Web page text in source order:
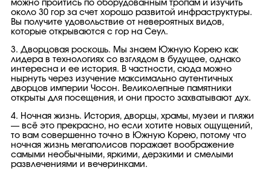
можно пройтись по оборудованным тропам и изучить
около 30 гор за счет хорошо развитой инфраструктуры.
Вы получите удовольствие от невероятных видов,
которые открываются с гор на Сеул.
3. Дворцовая роскошь. Мы знаем Южную Корею как
лидера в технологиях со взглядом в будущее, однако
интересна и ее история. В частности, сюда можно
нырнуть через изучение максимально аутентичных
дворцов империи Чосон. Великолепные памятники
открыты для посещения, и они просто захватывают дух.
4. Ночная жизнь. История, дворцы, храмы, музеи и пляжи
— всё это прекрасно, но если хотите новых ощущений,
то вам совершенно точно в Южную Корею, потому что
ночная жизнь мегаполисов поражает воображение
самыми необычными, яркими, дерзкими и смелыми
развлечениями и вечеринками.